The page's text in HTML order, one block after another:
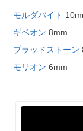
モルダバイト
ギベオン 8mm
ブラッドストーン
モリオン 6mm